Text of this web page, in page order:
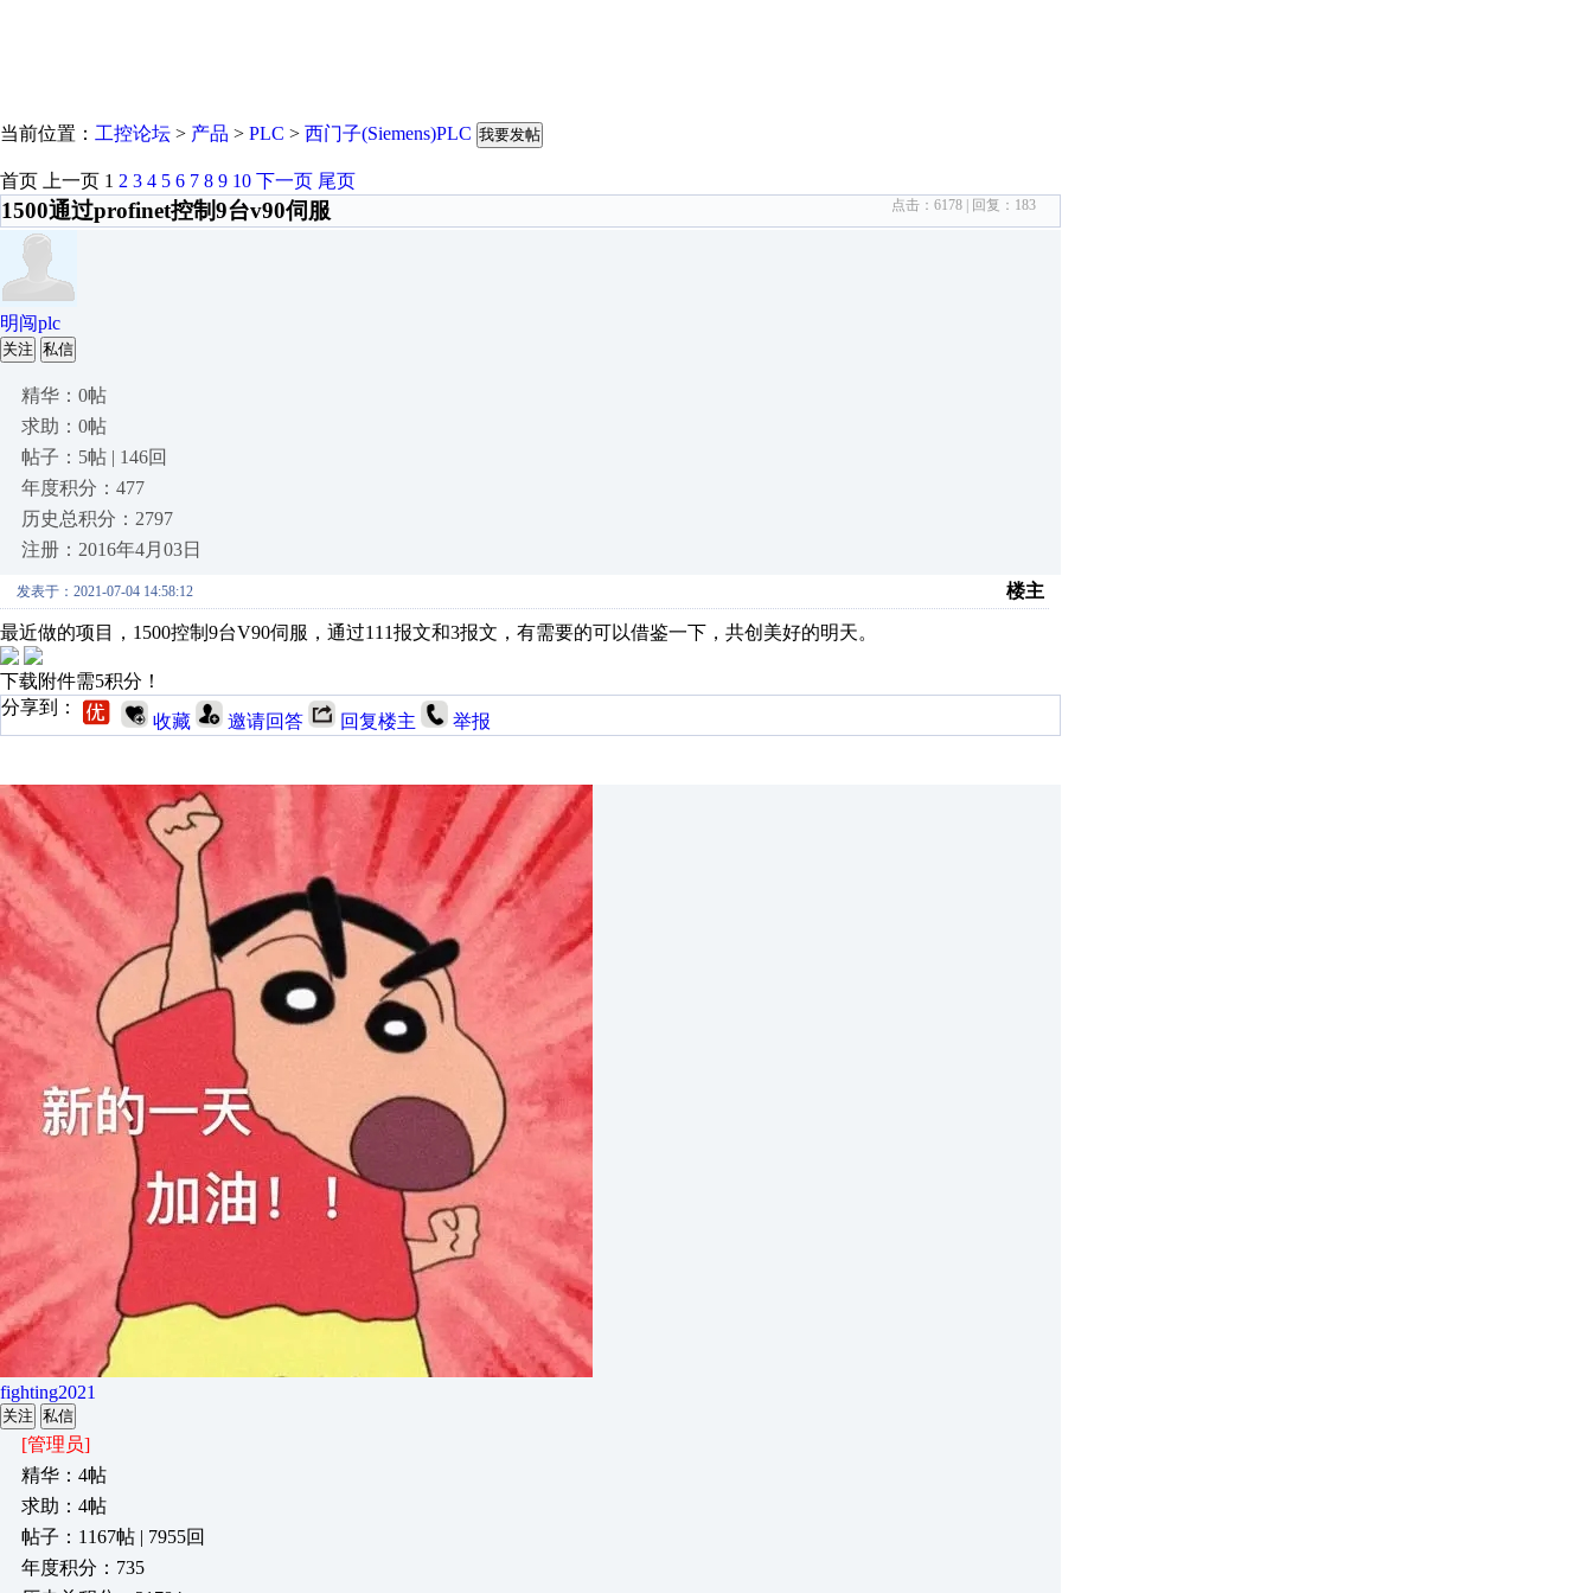
当前位置： 工控论坛 > 产品 > PLC > 西门子(Siemens)PLC 我要发帖
首页 上一页 1 2 3 4 5 6 7 8 9 10 下一页 尾页
1500通过profinet控制9台v90伺服 点击： 6178 | 回复： 183
明闯plc
关注 私信
精华：0帖
求助：0帖
帖子：5帖 | 146回
年度积分：477
历史总积分：2797
注册：2016年4月03日
发表于：2021-07-04 14:58:12 楼主
最近做的项目，1500控制9台V90伺服，通过111报文和3报文，有需要的可以借鉴一下，共创美好的明天。
下载附件需5积分！
分享到：
收藏 邀请回答 回复楼主 举报
fighting2021
关注 私信
[管理员]
精华：4帖
求助：4帖
帖子：1167帖 | 7955回
年度积分：735